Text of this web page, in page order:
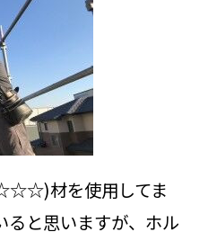
材を使用してま
ると思いますが、ホル